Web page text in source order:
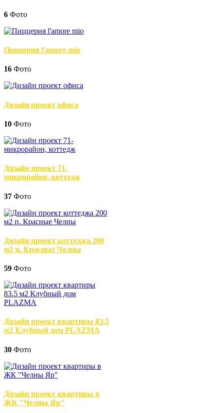
6 Фото
Пиццерия l'amore mio
16 Фото
Дизайн проект офиса
10 Фото
Дизайн проект 71-
микрорайон, коттедж
37 Фото
Дизайн проект коттеджа 200
м2 п. Красные Челны
59 Фото
Дизайн проект квартиры 83.5
м2 Клубный дом PLAZMA
30 Фото
Дизайн проект квартиры в
ЖК "Челны Яр"